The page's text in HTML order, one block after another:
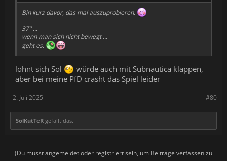
Bin kurz davor, das mal auszuprobieren.
37° ...
wenn man sich nicht bewegt ...
geht es.
lohnt sich Sol
würde auch mit Subnautica klappen,
aber bei meine PfD crasht das Spiel leider
#80
2. Juli 2025
SolKutTeR gefällt das.
(Du musst angemeldet oder registriert sein, um Beiträge verfassen zu